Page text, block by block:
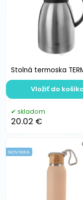
Stolná termoska
skladom
20.02 €
Vložiť do
NOVINKA